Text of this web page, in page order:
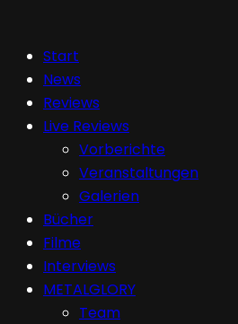
Start
News
Reviews
Live Reviews
Vorberichte
Veranstaltungen
Galerien
Bücher
Filme
Interviews
METALGLORY
Team